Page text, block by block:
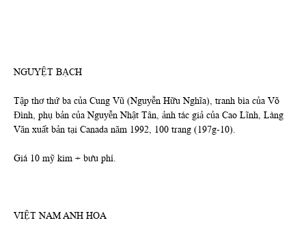
NGUYỆT BẠCH
Tập thơ thứ ba của Cung Vũ (Nguyễn Hữu Nghĩa), tranh bìa của Võ
Đình, phụ bản của Nguyễn Nhật Tân, ảnh tác giả của Cao Lĩnh, Làng
Văn xuất bản tại Canada năm 1992, 100 trang (197g-10).
Giá 10 mỹ kim + bưu phí.
VIỆT NAM ANH HOA